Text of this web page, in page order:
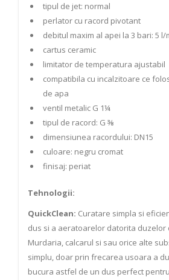
tipul de jet: normal
perlator cu racord pivotant
debitul maxim al apei la 3 bari: 5 l/
cartus ceramic
limitator de temperatura ajustabil
compatibila cu incalzitoare ce
de apa
ventil metalic G 1¼
tipul de racord: G ⅜
dimensiunea racordului: DN15
culoare: negru cromat
finisaj: periat
Tehnologii:
QuickClean: Curatare simpla si
dus si a aeratoarelor datorita duzelor
Murdaria, calcarul si sau orice alte
simplu, doar prin frecarea usoara a
bucura astfel de un dus perfect